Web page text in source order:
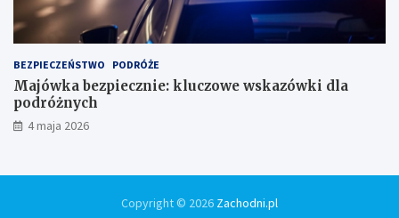
BEZPIECZEŃSTWO PODRÓŻE
Majówka bezpiecznie: kluczowe wskazówki dla
podróżnych
4 maja 2026
Copyright © 2026 Zachodni.pl